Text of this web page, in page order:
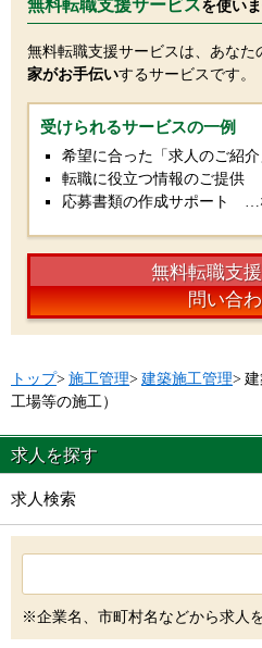
無料転職支援サービスを使い
無料転職支援サービスは、あなた
家がお手伝いするサービスです。
受けられるサービスの一例
希望に合った「求人のご紹介
転職に役立つ情報のご提供
応募書類の作成サポート …
無料転職支
問い合
トップ> 施工管理> 建築施工管理>
工場等の施工）
求人を探す
求人検索
※企業名、市町村名などから求人